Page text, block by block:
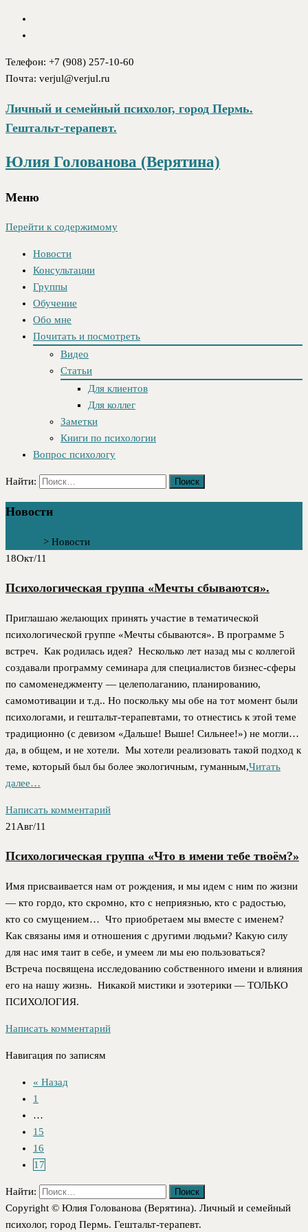
Телефон: +7 (908) 257-10-60
Почта: verjul@verjul.ru
Личный и семейный психолог, город Пермь.
Гештальт-терапевт.
Юлия Голованова (Верятина)
Меню
Перейти к содержимому
Новости
Консультации
Группы
Обучение
Обо мне
Почитать и посмотреть
Видео
Статьи
Для клиентов
Для коллег
Заметки
Книги по психологии
Вопрос психологу
Найти:
Новости
> Новости
18Окт/11
Психологическая группа «Мечты сбываются».
Приглашаю желающих принять участие в тематической
психологической группе «Мечты сбываются». В программе 5
встреч. Как родилась идея? Несколько лет назад мы с коллегой
создавали программу семинара для специалистов бизнес-сферы
по самоменеджменту — целеполаганию, планированию,
самомотивации и т.д.. Но поскольку мы обе на тот момент были
психологами, и гештальт-терапевтами, то отнестись к этой теме
традиционно (с девизом «Дальше! Выше! Сильнее!») не могли…
да, в общем, и не хотели. Мы хотели реализовать такой подход к
теме, который был бы более экологичным, гуманным,Читать
далее…
Написать комментарий
21 Авг/11
Психологическая группа «Что в имени тебе твоём?»
Имя присваивается нам от рождения, и мы идем с ним по жизни
— кто гордо, кто скромно, кто с неприязнью, кто с радостью,
кто со смущением… Что приобретаем мы вместе с именем?
Как связаны имя и отношения с другими людьми? Какую силу
для нас имя таит в себе, и умеем ли мы ею пользоваться?
Встреча посвящена исследованию собственного имени и влияния
его на нашу жизнь. Никакой мистики и эзотерики — ТОЛЬКО
ПСИХОЛОГИЯ.
Написать комментарий
Навигация по записям
« Назад
1
…
15
16
17
Найти:
Copyright © Юлия Голованова (Верятина). Личный и семейный
психолог, город Пермь. Гештальт-терапевт.